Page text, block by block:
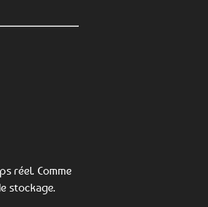
réel. Comme
stockage.